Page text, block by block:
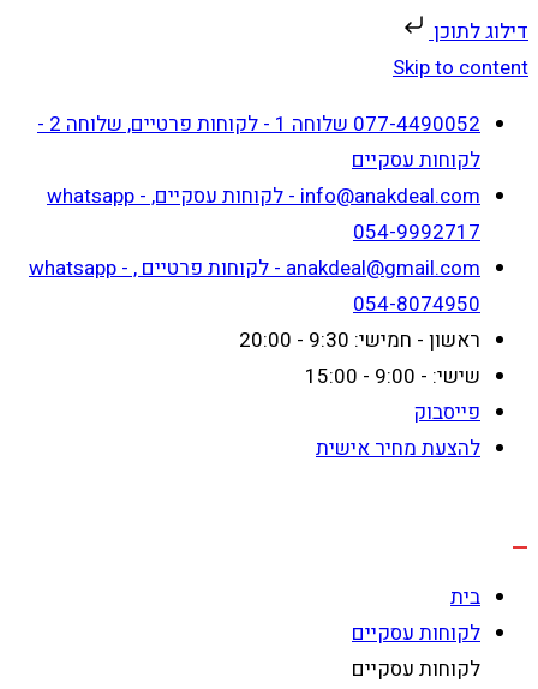
דילוג לתוכן
Skip to content
077-4490052 שלוחה 1 - לקוחות פרטיים, שלוחה 2 -
לקוחות עסקיים
info@anakdeal.com - לקוחות עסקיים, whatsapp -
054-9992717
anakdeal@gmail.com - לקוחות פרטיים , whatsapp -
054-8074950
ראשון - חמישי: 9:30 - 20:00
שישי: - 9:00 - 15:00
פייסבוק
להצעת מחיר אישית
בית
לקוחות עסקיים
לקוחות עסקיים